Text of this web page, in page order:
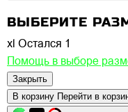
ВЫБЕРИТЕ
xl Остался 1
Помощь в выборе
Закрыть
В корзину Перейти в